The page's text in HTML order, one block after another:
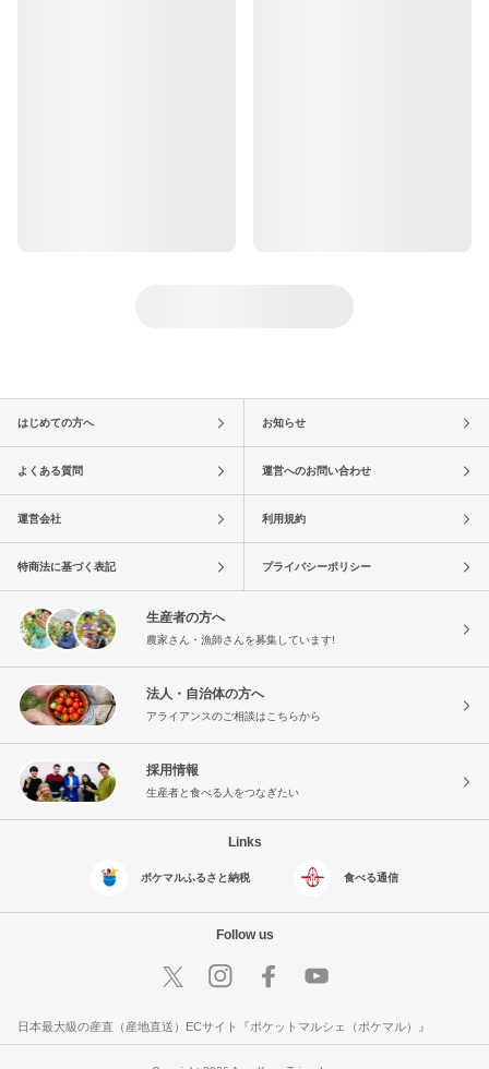
はじめての方へ お知らせ
よくある質問 運営へのお問い合わせ
運営会社 利用規約
特商法に基づく表記 プライバシーポリシー
生産者の方へ
農家さん・漁師さんを募集しています!
法人・自治体の方へ
アライアンスのご相談はこちらから
採用情報
生産者と食べる人をつなぎたい
Links
ポケマルふるさと納税 食べる通信
Follow us
日本最大級の産直（産地直送）ECサイト『ポケットマルシェ（ポケマル）』